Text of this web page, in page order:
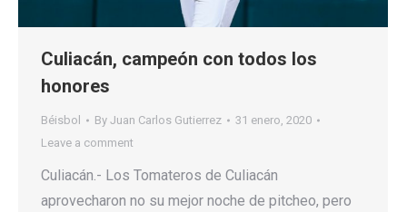
Culiacán, campeón con todos los
honores
Béisbol By Juan Carlos Gutierrez
31 enero, 2020
Leave a comment
Culiacán.- Los Tomateros de Culiacán
aprovecharon no su mejor noche de pitcheo, pero